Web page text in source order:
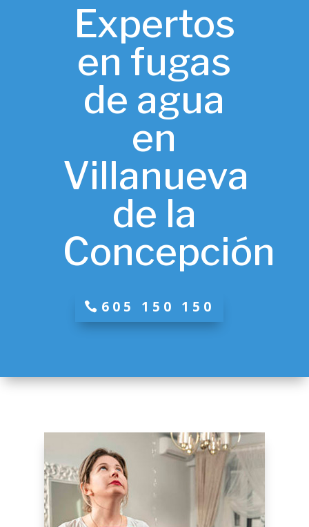
Expertos
en fugas
de agua
en
Villanueva
de la
Concepción
605 150 150